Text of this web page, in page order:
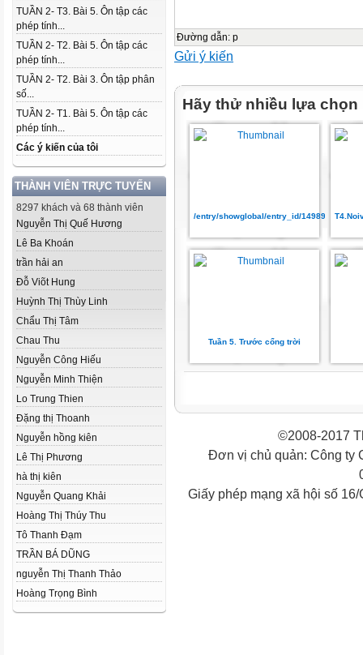
TUẦN 2- T3. Bài 5. Ôn tập các
phép tính...
TUẦN 2- T2. Bài 5. Ôn tập các
phép tính...
TUẦN 2- T2. Bài 3. Ôn tập phân
số...
TUẦN 2- T1. Bài 5. Ôn tập các
phép tính...
Các ý kiến của tôi
THÀNH VIÊN TRỰC TUYẾN
8297 khách và 68 thành viên
Nguyễn Thị Quế Hương
Lê Ba Khoán
trần hải an
Đỗ Viõt Hung
Huỳnh Thị Thùy Linh
Chẩu Thị Tâm
Chau Thu
Nguyễn Công Hiếu
Nguyễn Minh Thiện
Lo Trung Thien
Đặng thị Thoanh
Nguyễn hồng kiên
Lê Thị Phương
hà thị kiên
Nguyễn Quang Khải
Hoàng Thị Thúy Thu
Tô Thanh Đạm
TRẦN BÁ DŨNG
nguyễn Thị Thanh Thảo
Hoàng Trọng Bình
Đường dẫn: p
Gửi ý kiến
Hãy thử nhiều lựa chọn
/entry/showglobal/entry_id/14989736
Tuần 5. Trước cổng trời
©2008-2017
Đơn vị chủ quản: Công ty
Giấy phép mạng xã hội số